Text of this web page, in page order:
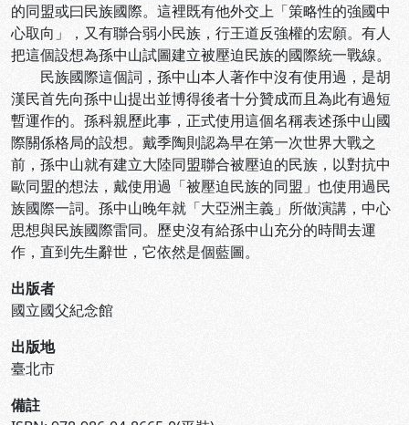
的同盟或曰民族國際。這裡既有他外交上「策略性的強國中
心取向」，又有聯合弱小民族，行王道反強權的宏願。有人
把這個設想為孫中山試圖建立被壓迫民族的國際統一戰線。
民族國際這個詞，孫中山本人著作中沒有使用過，是胡
漢民首先向孫中山提出並博得後者十分贊成而且為此有過短
暫運作的。孫科親歷此事，正式使用這個名稱表述孫中山國
際關係格局的設想。戴季陶則認為早在第一次世界大戰之
前，孫中山就有建立大陸同盟聯合被壓迫的民族，以對抗中
歐同盟的想法，戴使用過「被壓迫民族的同盟」也使用過民
族國際一詞。孫中山晚年就「大亞洲主義」所做演講，中心
思想與民族國際雷同。歷史沒有給孫中山充分的時間去運
作，直到先生辭世，它依然是個藍圖。
出版者
國立國父紀念館
出版地
臺北市
備註